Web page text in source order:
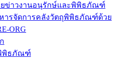
ข่าวงานอนุรักษ์และพิพิธภัณฑ์
ารจัดการคลังวัตถุพิพิธภัณฑ์ด้วย
ORG
พิธภัณฑ์